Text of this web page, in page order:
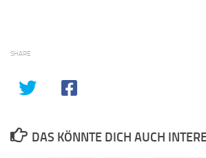
SHARE
DAS KÖNNTE DICH AUCH